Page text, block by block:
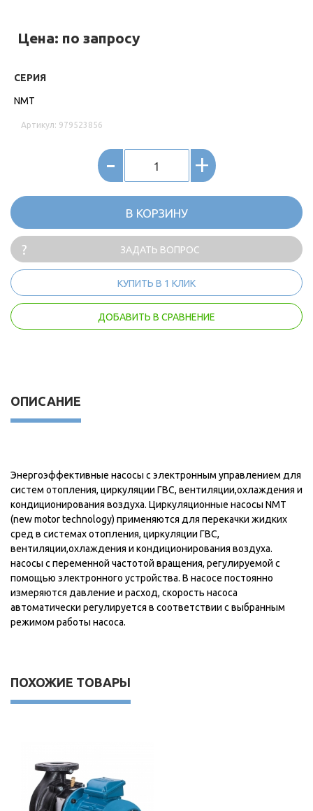
Цена: по запросу
СЕРИЯ
NMT
Артикул: 979523856
- +
В КОРЗИНУ
ЗАДАТЬ ВОПРОС
КУПИТЬ В 1 КЛИК
ДОБАВИТЬ В СРАВНЕНИЕ
ОПИСАНИЕ
Энергоэффективные насосы с электронным управлением для
систем отопления, циркуляции ГВС, вентиляции,охлаждения и
кондиционирования воздуха. Циркуляционные насосы NMT
(new motor technology) применяются для перекачки жидких
сред в системах отопления, циркуляции ГВС,
вентиляции,охлаждения и кондиционирования воздуха.
насосы с переменной частотой вращения, регулируемой с
помощью электронного устройства. В насосе постоянно
измеряются давление и расход, скорость насоса
автоматически регулируется в соответствии с выбранным
режимом работы насоса.
ПОХОЖИЕ ТОВАРЫ